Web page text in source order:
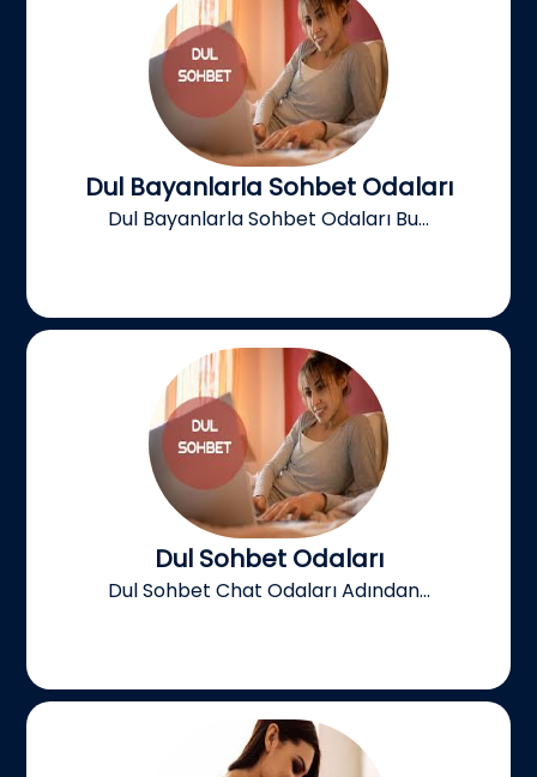
Dul Bayanlarla Sohbet Odaları
Dul Bayanlarla Sohbet Odaları Bu...
Dul Sohbet Odaları
Dul Sohbet Chat Odaları Adından...